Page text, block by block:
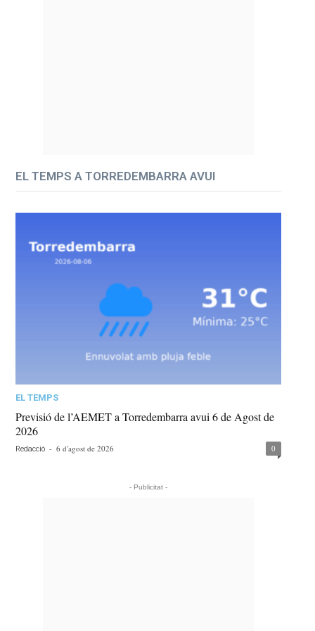
EL TEMPS A TORREDEMBARRA AVUI
EL TEMPS
Previsió de l’AEMET a Torredembarra avui 6 de Agost de
2026
Redacció - 6 d'agost de 2026 0
- Publicitat -